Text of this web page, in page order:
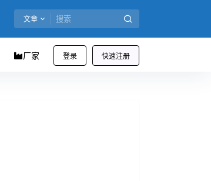
文章
登录 快速注册
厂家